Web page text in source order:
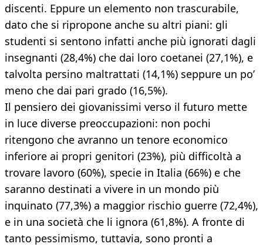
discenti. Eppure un elemento non trascurabile,
dato che si ripropone anche su altri piani: gli
studenti si sentono infatti anche più ignorati dagli
insegnanti (28,4%) che dai loro coetanei (27,1%), e
talvolta persino maltrattati (14,1%) seppure un po’
meno che dai pari grado (16,5%).
Il pensiero dei giovanissimi verso il futuro mette
in luce diverse preoccupazioni: non pochi
ritengono che avranno un tenore economico
inferiore ai propri genitori (23%), più difficoltà a
trovare lavoro (60%), specie in Italia (66%) e che
saranno destinati a vivere in un mondo più
inquinato (77,3%) a maggior rischio guerre (72,4%),
e in una società che li ignora (61,8%). A fronte di
tanto pessimismo, tuttavia, sono pronti a